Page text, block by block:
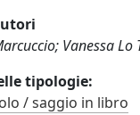
Vanessa Lo
tipologie:
/ saggio in libro